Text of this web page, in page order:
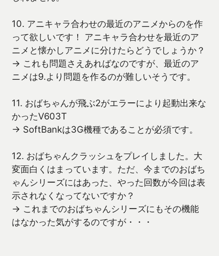
10. アニキャラ合わせの最近のアニメからのを作
って欲しいです！ アニキャラ合わせを最近のア
ニメと懐かしアニメに分けたらどうでしょうか？
→ これも問題さえあればなのですが、最近のア
ニメは9.より問題を作るのが難しいそうです。
11. おばちゃんが飛ぶ2がエラーにより起動出来な
かったV603T
→ SoftBankは3G機種であることが必須です。
12. おばちゃんクラッシュをプレイしました。大
変面白くはまっています。ただ、今までのおばち
ゃんシリーズにはあった、やった回数が今回は表
示されなくなってないですか？
→ これまでのおばちゃんシリーズにもその機能
はなかった気がするのですが・・・